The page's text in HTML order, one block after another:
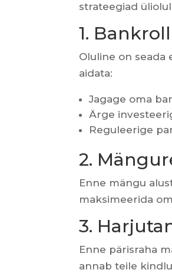
strateegiad
1.
Oluline on seada
aidata:
Jagage oma
Ärge
Reguleerige
2.
Enne mängu
maksimeerida
3.
Enne pärisraha
annab teile